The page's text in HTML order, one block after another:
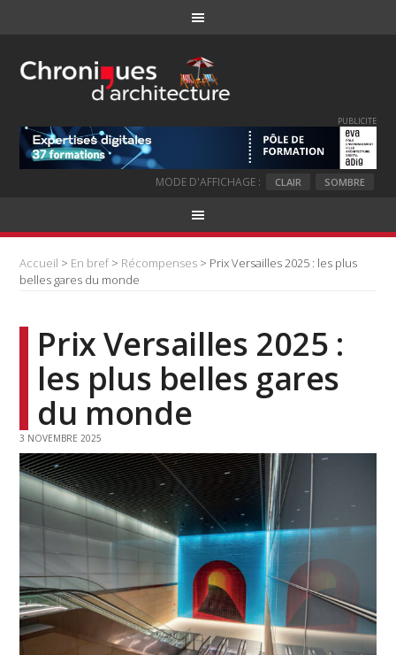
PUBLICITE
MODE D'AFFICHAGE : CLAIR SOMBRE
Accueil > En bref > Récompenses > Prix Versailles 2025 : les plus
belles gares du monde
Prix Versailles 2025 :
les plus belles gares
du monde
3 NOVEMBRE 2025